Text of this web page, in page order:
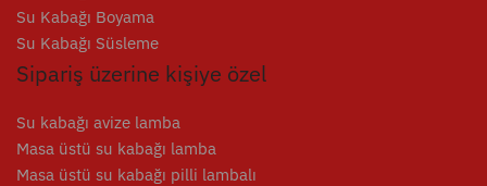
Su Kabağı Boyama
Su Kabağı Süsleme
Sipariş üzerine kişiye özel
Su kabağı avize lamba
Masa üstü su kabağı lamba
Masa üstü su kabağı pilli lambalı